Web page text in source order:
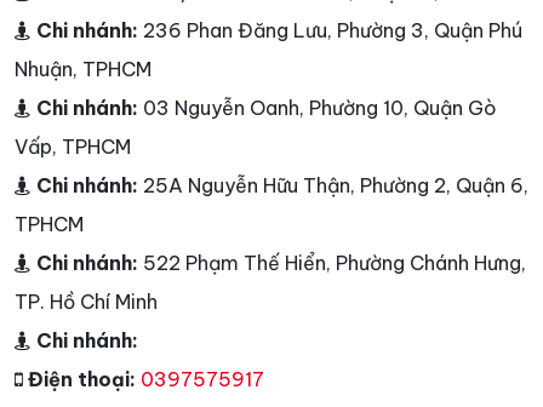
Chi nhánh: 236 Phan Đăng Lưu, Phường 3, Quận Phú
Nhuận, TPHCM
Chi nhánh: 03 Nguyễn Oanh, Phường 10, Quận Gò
Vấp, TPHCM
Chi nhánh: 25A Nguyễn Hữu Thận, Phường 2, Quận 6,
TPHCM
Chi nhánh: 522 Phạm Thế Hiển, Phường Chánh Hưng,
TP. Hồ Chí Minh
Chi nhánh:
Điện thoại: 0397575917